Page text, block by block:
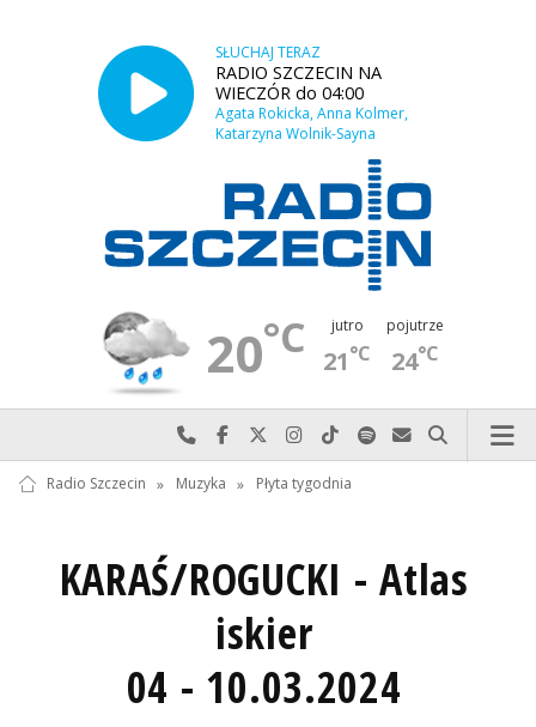
SŁUCHAJ TERAZ
RADIO SZCZECIN NA
WIECZÓR do 04:00
Agata Rokicka, Anna Kolmer,
Katarzyna Wolnik-Sayna
20°C jutro
21°C
pojutrze
24°C
Najlepiej po prostu do nas zadzwoń
Odwiedź nas na Facebook-u
Odwiedź nas na X
Odwiedź nas na Instagram-ie
Odwiedź nas na TikTok-u
Szukaj nas na Spotify
Wyślij do nas
Szukaj
Radio Szczecin » Muzyka » Płyta tygodnia
KARAŚ/ROGUCKI - Atlas
iskier
04 - 10.03.2024